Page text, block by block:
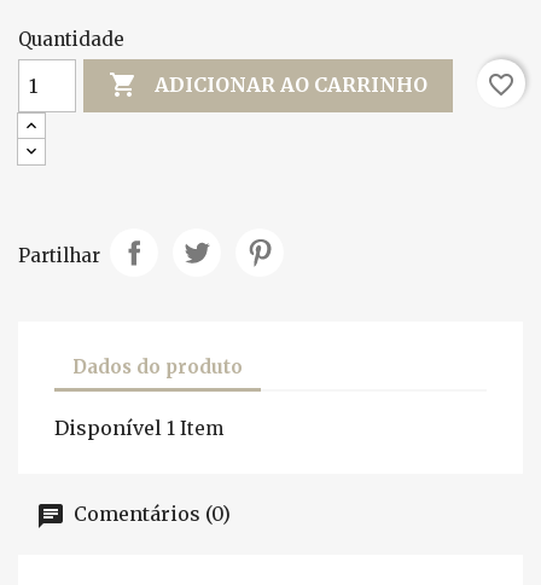
Quantidade
 ADICIONAR AO CARRINHO favorite_border
Partilhar
Dados do produto
Disponível 1 Item
Comentários (0)